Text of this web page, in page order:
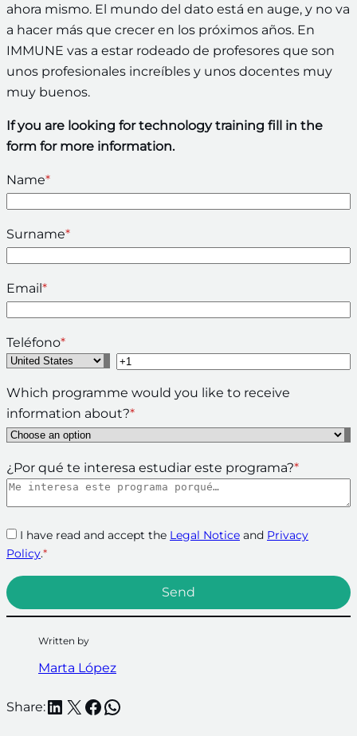
ahora mismo. El mundo del dato está en auge, y no va
a hacer más que crecer en los próximos años. En
IMMUNE vas a estar rodeado de profesores que son
unos profesionales increíbles y unos docentes muy
muy buenos.
If you are looking for technology training fill in the
form for more information.
Name*
Surname*
Email*
Teléfono*
Which programme would you like to receive
information about?*
¿Por qué te interesa estudiar este programa?*
I have read and accept the Legal Notice and Privacy
Policy.*
Written by
Marta López
Share:LinkedIn
X Facebook
WhatsApp